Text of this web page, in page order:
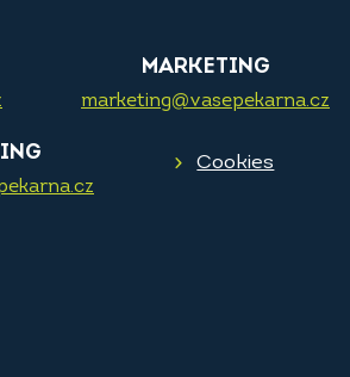
MARKETING
marketing@vasepekarna.cz
Cookies